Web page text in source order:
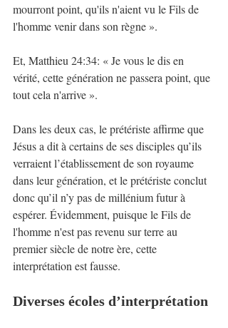
mourront point, qu'ils n'aient vu le Fils de
l'homme venir dans son règne ».
Et, Matthieu 24:34: « Je vous le dis en
vérité, cette génération ne passera point, que
tout cela n'arrive ».
Dans les deux cas, le prétériste affirme que
Jésus a dit à certains de ses disciples qu’ils
verraient l’établissement de son royaume
dans leur génération, et le prétériste conclut
donc qu’il n’y pas de millénium futur à
espérer. Évidemment, puisque le Fils de
l'homme n'est pas revenu sur terre au
premier siècle de notre ère, cette
interprétation est fausse.
Diverses écoles d’interprétation